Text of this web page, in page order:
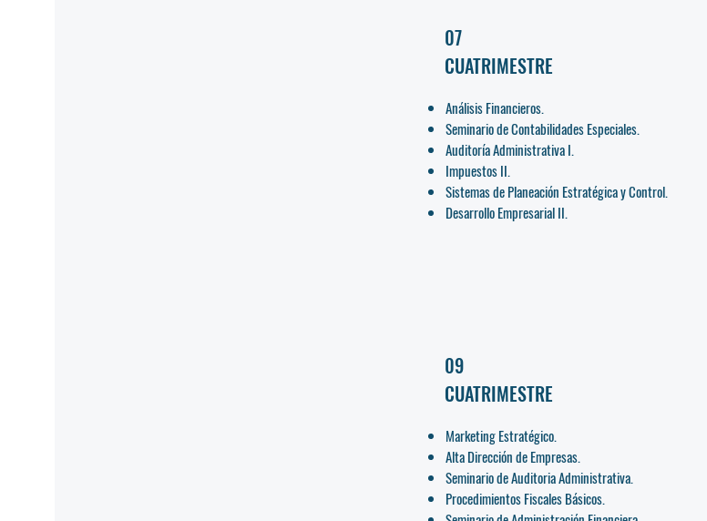
07
CUATRIMESTRE
Análisis Financieros.
Seminario de Contabilidades Especiales.
Auditoría Administrativa I.
Impuestos II.
Sistemas de Planeación Estratégica y Control.
Desarrollo Empresarial II.
09
CUATRIMESTRE
Marketing Estratégico.
Alta Dirección de Empresas.
Seminario de Auditoria Administrativa.
Procedimientos Fiscales Básicos.